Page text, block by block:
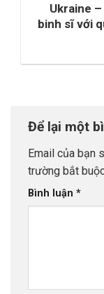
Ukraine
binh sĩ với
Để lại một
Email của bạn
trường bắt
Bình luận *